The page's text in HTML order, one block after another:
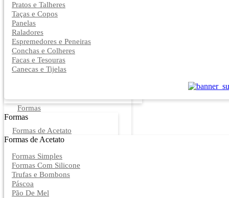
Pratos e Talheres
Taças e Copos
Panelas
Raladores
Espremedores e Peneiras
Conchas e Colheres
Facas e Tesouras
Canecas e Tijelas
Formas
Formas
Formas de Acetato
Formas de Acetato
Formas Simples
Formas Com Silicone
Trufas e Bombons
Páscoa
Pão De Mel